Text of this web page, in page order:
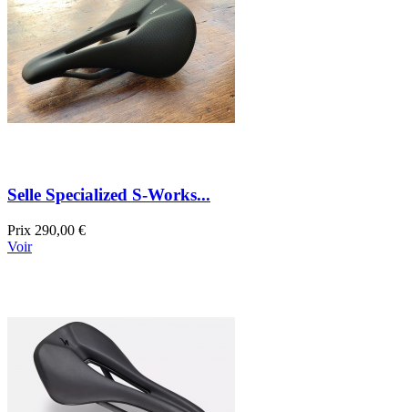
Selle Specialized S-Works...
Prix 290,00 €
Voir